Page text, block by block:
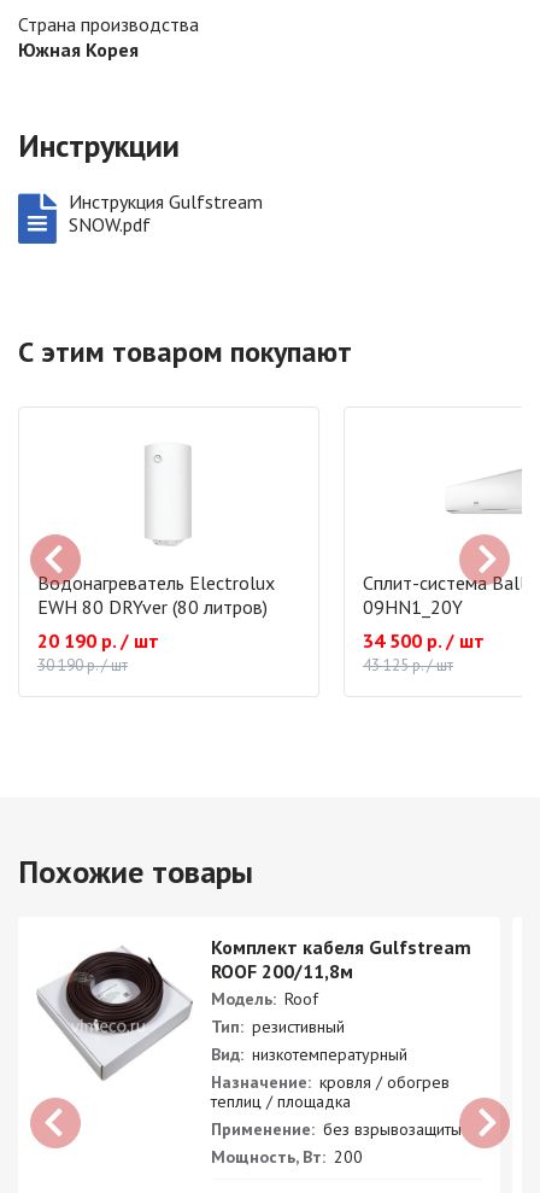
Страна производства
Южная Корея
Инструкции
Инструкция Gulfstream
SNOW.pdf
С этим товаром покупают
Водонагреватель Electrolux
EWH 80 DRYver (80 литров)
20 190 р. / шт
30 190 р. / шт
Сплит-система Ballu
09HN1_20Y
34 500 р. / шт
43 125 р. / шт
Похожие товары
Комплект кабеля Gulfstream
ROOF 200/11,8м
Модель: Roof
Тип: резистивный
Вид: низкотемпературный
Назначение: кровля / обогрев
теплиц / площадка
Применение: без взрывозащиты
Мощность, Вт: 200